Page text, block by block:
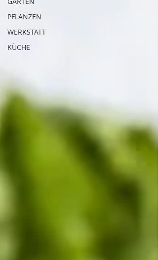
PFLANZEN
WERKSTATT
KÜCHE